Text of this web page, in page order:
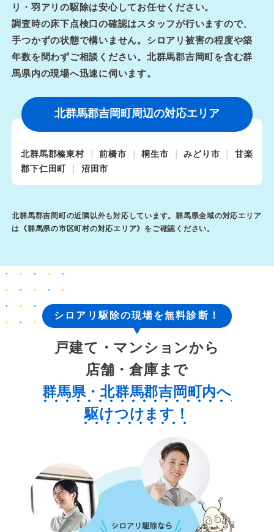
リ・羽アリの駆除は安心してお任せください。
調査時の床下点検口の確認はスタッフが行いますので、
手つかずの状態で構いません。シロアリ被害の程度や築
年数を問わずご相談ください。北群馬郡吉岡町を含む群
馬県内の現場へ迅速に伺います。
北群馬郡吉岡町周辺の対応エリア
北群馬郡榛東村 前橋市 桐生市 みどり市
甘楽
郡下仁田町
沼田市
北群馬郡吉岡町の近隣以外も対応しています。群馬県全域の対応エリア
は《群馬県の市区町村の対応エリア》をご確認ください。
シロアリ駆除の現場を無料診断！
戸建て・マンションから
店舗・倉庫まで
群馬県・北群馬郡吉岡町内へ
駆けつけます！